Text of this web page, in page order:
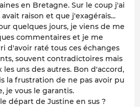
en Bretagne. Sur le coup j'ai
raison et que j'exagérais...
quelques jours, je viens de me
commentaires et je me
d'avoir raté tous ces échanges
souvent contradictoires mais
uns des autres. Bon d'accord,
la frustration de ne pas avoir pu
je vous le garantis.
départ de Justine en sus ?